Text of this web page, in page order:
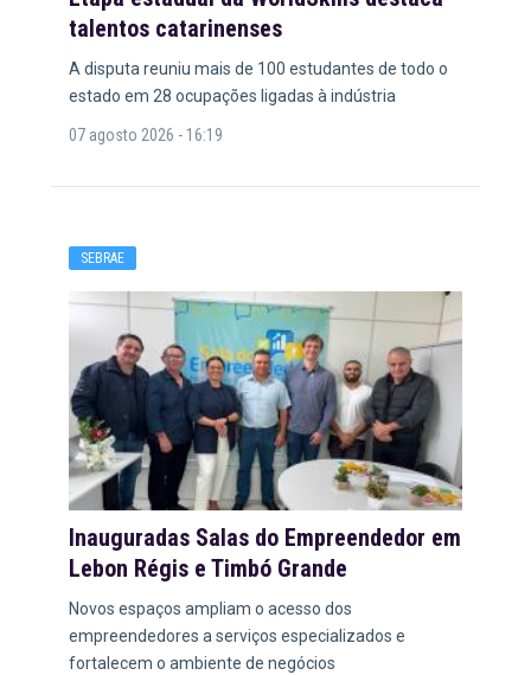
talentos catarinenses
A disputa reuniu mais de 100 estudantes de todo o
estado em 28 ocupações ligadas à indústria
07 agosto 2026 - 16:19
SEBRAE
Inauguradas Salas do Empreendedor em
Lebon Régis e Timbó Grande
Novos espaços ampliam o acesso dos
empreendedores a serviços especializados e
fortalecem o ambiente de negócios